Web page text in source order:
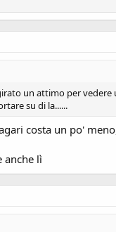
un attimo per
su di la......
costa un po'
anche lì